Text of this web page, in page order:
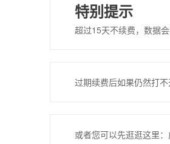
特别提示
超过15天不续费，数据
过期续费后如果仍然打
或者您可以先逛逛这里